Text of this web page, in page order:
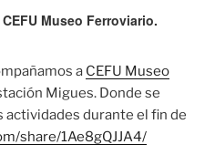
Museo Ferroviario.
a CEFU Museo
Migues. Donde se
durante el fin de
share/1Ae8gQJJA4/